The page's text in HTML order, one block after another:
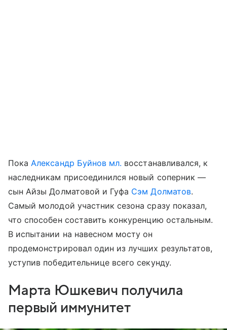
ПокаАлександр Буйнов мл. восстанавливался, к
наследникам присоединился новый соперник —
сын Айзы Долматовой и Гуфа Сэм Долматов.
Самый молодой участник сезона сразу показал,
что способен составить конкуренцию остальным.
В испытании на навесном мосту он
продемонстрировал один из лучших результатов,
уступив победительнице всего секунду.
Марта Юшкевич получила
первый иммунитет